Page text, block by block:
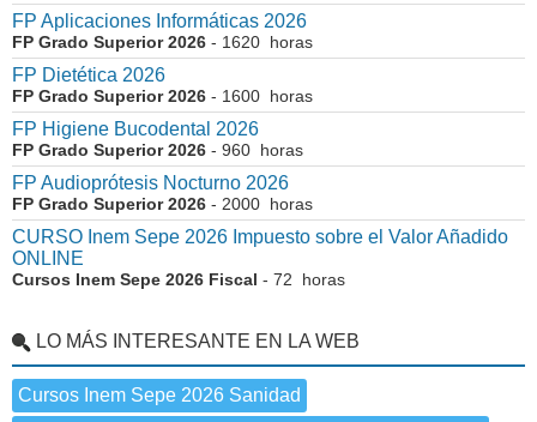
FP Aplicaciones Informáticas 2026
FP Grado Superior 2026 - 1620 horas
FP Dietética 2026
FP Grado Superior 2026 - 1600 horas
FP Higiene Bucodental 2026
FP Grado Superior 2026 - 960 horas
FP Audioprótesis Nocturno 2026
FP Grado Superior 2026 - 2000 horas
CURSO Inem Sepe 2026 Impuesto sobre el Valor Añadido
ONLINE
Cursos Inem Sepe 2026 Fiscal - 72 horas
LO MÁS INTERESANTE EN LA WEB
Cursos Inem Sepe 2026 Sanidad